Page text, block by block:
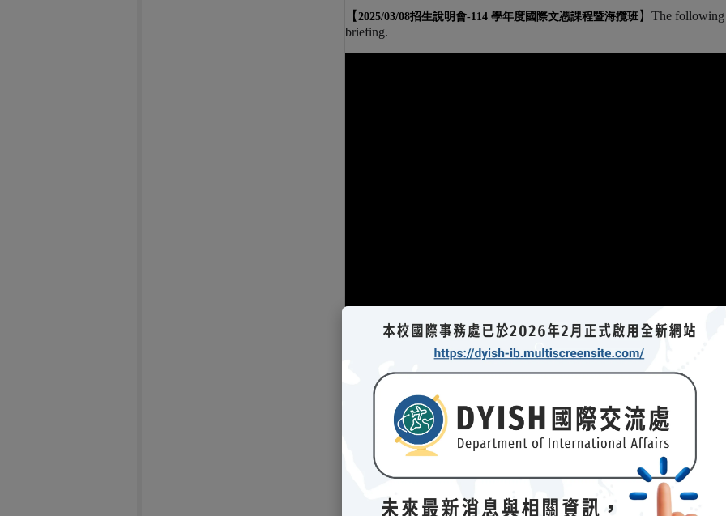
【 2025/03/08招生說明會-114 學年度國際文憑課程暨海攬班】 The following
briefing.
【2023/04/21招生說明會-112 學年度國際文憑課程暨海攬班】The following